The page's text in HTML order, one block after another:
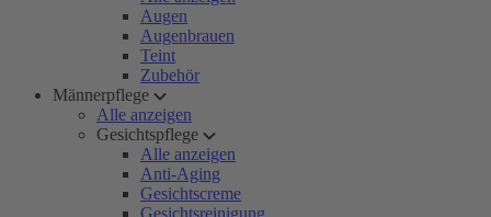
Augen
Augenbrauen
Teint
Zubehör
Männerpflege
Alle anzeigen
Gesichtspflege
Alle anzeigen
Anti-Aging
Gesichtscreme
Gesichtsreinigung